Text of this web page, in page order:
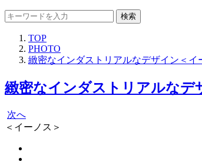
検索
TOP
PHOTO
緻密なインダストリアルなデザイン＜
緻密なインダストリアルなデ
次へ
＜イーノス＞